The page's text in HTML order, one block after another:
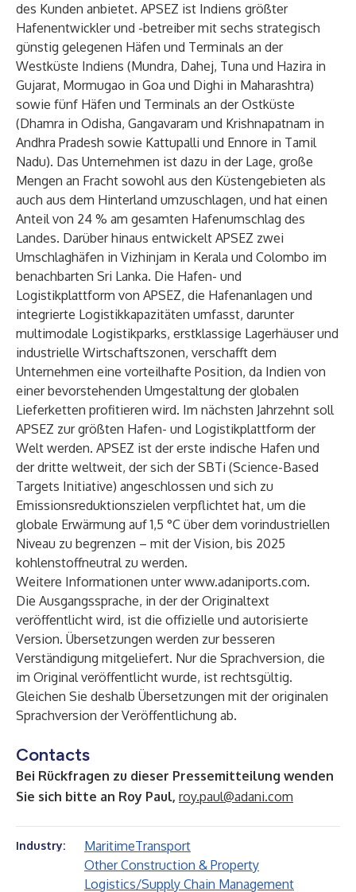
des Kunden anbietet. APSEZ ist Indiens größter
Hafenentwickler und -betreiber mit sechs strategisch
günstig gelegenen Häfen und Terminals an der
Westküste Indiens (Mundra, Dahej, Tuna und Hazira in
Gujarat, Mormugao in Goa und Dighi in Maharashtra)
sowie fünf Häfen und Terminals an der Ostküste
(Dhamra in Odisha, Gangavaram und Krishnapatnam in
Andhra Pradesh sowie Kattupalli und Ennore in Tamil
Nadu). Das Unternehmen ist dazu in der Lage, große
Mengen an Fracht sowohl aus den Küstengebieten als
auch aus dem Hinterland umzuschlagen, und hat einen
Anteil von 24 % am gesamten Hafenumschlag des
Landes. Darüber hinaus entwickelt APSEZ zwei
Umschlaghäfen in Vizhinjam in Kerala und Colombo im
benachbarten Sri Lanka. Die Hafen- und
Logistikplattform von APSEZ, die Hafenanlagen und
integrierte Logistikkapazitäten umfasst, darunter
multimodale Logistikparks, erstklassige Lagerhäuser und
industrielle Wirtschaftszonen, verschafft dem
Unternehmen eine vorteilhafte Position, da Indien von
einer bevorstehenden Umgestaltung der globalen
Lieferketten profitieren wird. Im nächsten Jahrzehnt soll
APSEZ zur größten Hafen- und Logistikplattform der
Welt werden. APSEZ ist der erste indische Hafen und
der dritte weltweit, der sich der SBTi (Science-Based
Targets Initiative) angeschlossen und sich zu
Emissionsreduktionszielen verpflichtet hat, um die
globale Erwärmung auf 1,5 °C über dem vorindustriellen
Niveau zu begrenzen – mit der Vision, bis 2025
kohlenstoffneutral zu werden.
Weitere Informationen unterwww.adaniports.com.
Die Ausgangssprache, in der der Originaltext
veröffentlicht wird, ist die offizielle und autorisierte
Version. Übersetzungen werden zur besseren
Verständigung mitgeliefert. Nur die Sprachversion, die
im Original veröffentlicht wurde, ist rechtsgültig.
Gleichen Sie deshalb Übersetzungen mit der originalen
Sprachversion der Veröffentlichung ab.
Contacts
Bei Rückfragen zu dieser Pressemitteilung wenden
Sie sich bitte an Roy Paul, roy.paul@adani.com
Industry: MaritimeTransport
Other Construction & Property
Logistics/Supply Chain Management